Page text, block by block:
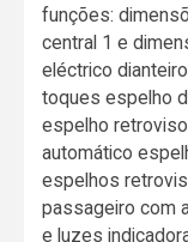
funções:
central 1 e
eléctrico
toques espelho
espelho
automático
espelhos
passageiro com
e luzes